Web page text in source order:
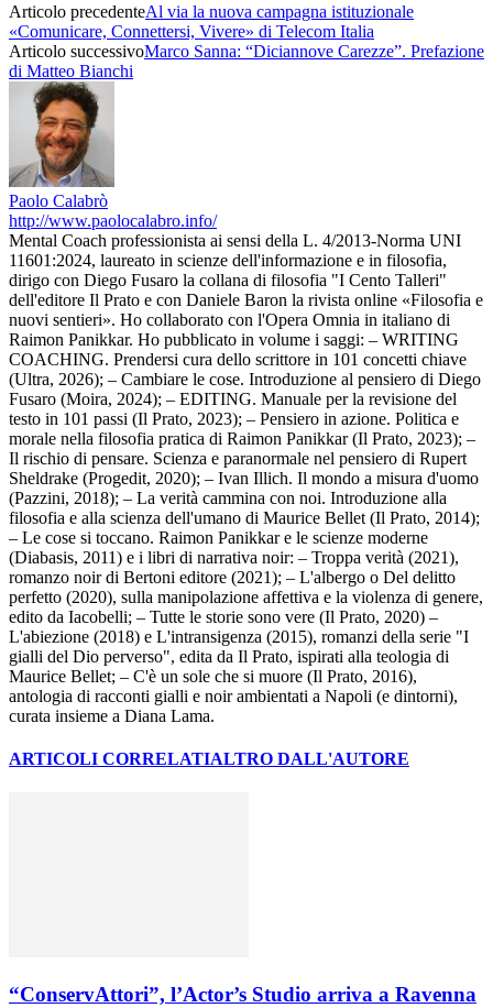
Articolo precedenteAl via la nuova campagna istituzionale
«Comunicare, Connettersi, Vivere» di Telecom Italia
Articolo successivoMarco Sanna: “Diciannove Carezze”. Prefazione
di Matteo Bianchi
Paolo Calabrò
http://www.paolocalabro.info/
Mental Coach professionista ai sensi della L. 4/2013-Norma UNI
11601:2024, laureato in scienze dell'informazione e in filosofia,
dirigo con Diego Fusaro la collana di filosofia "I Cento Talleri"
dell'editore Il Prato e con Daniele Baron la rivista online «Filosofia e
nuovi sentieri». Ho collaborato con l'Opera Omnia in italiano di
Raimon Panikkar. Ho pubblicato in volume i saggi: – WRITING
COACHING. Prendersi cura dello scrittore in 101 concetti chiave
(Ultra, 2026); – Cambiare le cose. Introduzione al pensiero di Diego
Fusaro (Moira, 2024); – EDITING. Manuale per la revisione del
testo in 101 passi (Il Prato, 2023); – Pensiero in azione. Politica e
morale nella filosofia pratica di Raimon Panikkar (Il Prato, 2023); –
Il rischio di pensare. Scienza e paranormale nel pensiero di Rupert
Sheldrake (Progedit, 2020); – Ivan Illich. Il mondo a misura d'uomo
(Pazzini, 2018); – La verità cammina con noi. Introduzione alla
filosofia e alla scienza dell'umano di Maurice Bellet (Il Prato, 2014);
– Le cose si toccano. Raimon Panikkar e le scienze moderne
(Diabasis, 2011) e i libri di narrativa noir: – Troppa verità (2021),
romanzo noir di Bertoni editore (2021); – L'albergo o Del delitto
perfetto (2020), sulla manipolazione affettiva e la violenza di genere,
edito da Iacobelli; – Tutte le storie sono vere (Il Prato, 2020) –
L'abiezione (2018) e L'intransigenza (2015), romanzi della serie "I
gialli del Dio perverso", edita da Il Prato, ispirati alla teologia di
Maurice Bellet; – C'è un sole che si muore (Il Prato, 2016),
antologia di racconti gialli e noir ambientati a Napoli (e dintorni),
curata insieme a Diana Lama.
ARTICOLI CORRELATIALTRO DALL'AUTORE
“ConservAttori”, l’Actor’s Studio arriva a Ravenna